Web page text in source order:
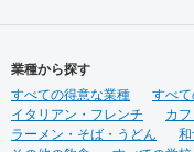
業種から探す
すべての得意な業種
すべ
イタリアン・フレンチ
カ
ラーメン・そば・うどん
和